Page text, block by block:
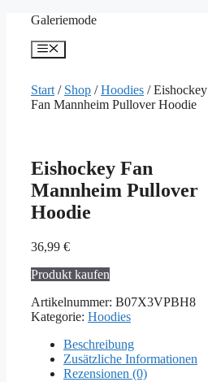
springen
Galeriemode
Menü
Start / Shop /Hoodies / Eishockey
Fan Mannheim Pullover Hoodie
Eishockey Fan
Mannheim Pullover
Hoodie
36,99 €
Produkt kaufen
Artikelnummer: B07X3VPBH8
Kategorie: Hoodies
Beschreibung
Zusätzliche Informationen
Rezensionen (0)